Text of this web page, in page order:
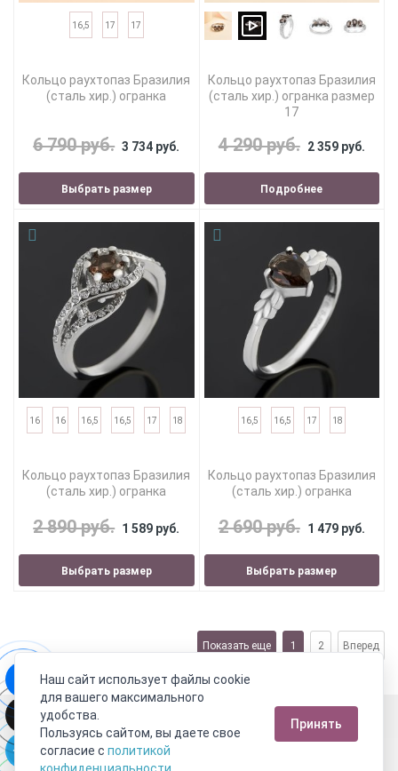
16,5 17 17
Кольцо раухтопаз Бразилия
(сталь хир.) огранка
6 790 руб. 3 734 руб.
Выбрать размер
Кольцо раухтопаз Бразилия
(сталь хир.) огранка размер
17
4 290 руб. 2 359 руб.
Подробнее
16 16 16,5 16,5 17 18
Кольцо раухтопаз Бразилия
(сталь хир.) огранка
2 890 руб. 1 589 руб.
Выбрать размер
16,5 16,5 17 18
Кольцо раухтопаз Бразилия
(сталь хир.) огранка
2 690 руб. 1 479 руб.
Выбрать размер
Показать еще 1 2 Вперед
Пн-Пт с 10:00 до 21:00
8 800 333 10 62
Сб-Вс с 10:00 до 21:00
Наш сайт использует файлы cookie
для вашего максимального
удобства.
Пользуясь сайтом, вы даете свое
согласие с политикой
Принять